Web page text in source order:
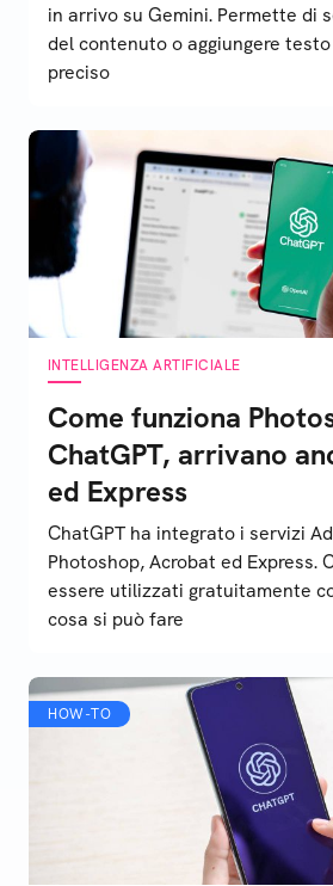
in arrivo su Gemini. Permette di
del contenuto o aggiungere
preciso
INTELLIGENZA ARTIFICIALE
Come funziona
ChatGPT, arrivano
ed Express
ChatGPT ha integrato i servizi
Photoshop, Acrobat ed Express.
essere utilizzati gratuitamente
cosa si può fare
HOW-TO